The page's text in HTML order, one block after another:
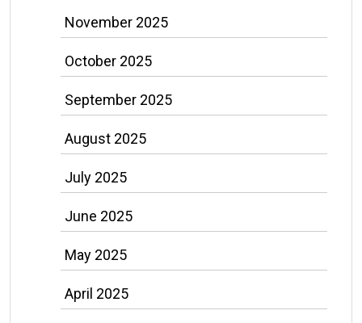
November 2025
October 2025
September 2025
August 2025
July 2025
June 2025
May 2025
April 2025